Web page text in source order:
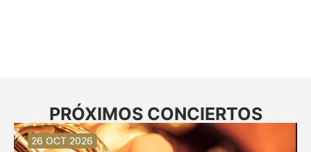
PRÓXIMOS CONCIERTOS
30 AUG 2026
30 AUG 2026
13 SEP 2026
20 SEP 2026
20 SEP 2026
26 SEP 2026
03 OCT 2026
16 OCT 2026
26 OCT 2026